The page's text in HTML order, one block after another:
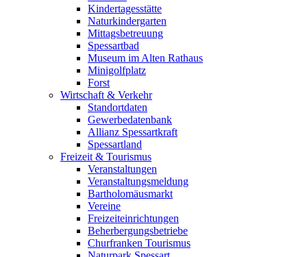
Kindertagesstätte
Naturkindergarten
Mittagsbetreuung
Spessartbad
Museum im Alten Rathaus
Minigolfplatz
Forst
Wirtschaft & Verkehr
Standortdaten
Gewerbedatenbank
Allianz Spessartkraft
Spessartland
Freizeit & Tourismus
Veranstaltungen
Veranstaltungsmeldung
Bartholomäusmarkt
Vereine
Freizeiteinrichtungen
Beherbergungsbetriebe
Churfranken Tourismus